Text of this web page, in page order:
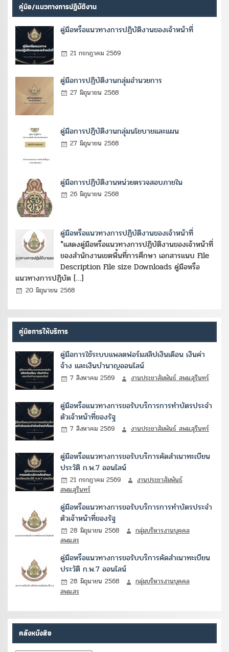
คู่มือ/แนวทางการปฏิบัติงาน
คู่มือหรือแนวทางการปฏิบัติงานของเจ้าหน้าที่
21 กรกฎาคม 2569
คู่มือการปฏิบัติงานกลุ่มอำนวยการ
27 มิถุนายน 2568
คู่มือการปฏิบัติงานกลุ่มนโยบายและแผน
27 มิถุนายน 2568
คู่มือการปฏิบัติงานหน่วยตรวจสอบภายใน
26 มิถุนายน 2568
คู่มือหรือแนวทางการปฏิบัติงานของเจ้าหน้าที่
*แสดงคู่มือหรือแนวทางการปฏิบัติงานของเจ้าหน้าที่
ของสำนักงานเขตพื้นที่การศึกษา เอกสารแนบ File
Description File size Downloads คู่มือหรือ
แนวทางการปฏิบัต […]
20 มิถุนายน 2568
คู่มือการให้บริการ
คู่มือการใช้ระบบแพลตฟอร์มสลิปเงินเดือน เงินค่า
จ้าง และเงินบำนาญออนไลน์
7 สิงหาคม 2569 งานประชาสัมพันธ์ สพม.สุรินทร์
คู่มือหรือแนวทางการขอรับบริการการทำบัตรประจำ
ตัวเจ้าหน้าที่ของรัฐ
7 สิงหาคม 2569 งานประชาสัมพันธ์ สพม.สุรินทร์
คู่มือหรือแนวทางการขอรับบริการคัดสำเนาทะเบียน
ประวัติ ก.พ.7 ออนไลน์
21 กรกฎาคม 2569
งานประชาสัมพันธ์
สพม.สุรินทร์
คู่มือหรือแนวทางการขอรับบริการการทำบัตรประจำ
ตัวเจ้าหน้าที่ของรัฐ
28 มิถุนายน 2568
กลุ่มบริหารงานบุคคล
สพม.สร
คู่มือหรือแนวทางการขอรับบริการคัดสำเนาทะเบียน
ประวัติ ก.พ.7 ออนไลน์
28 มิถุนายน 2568
กลุ่มบริหารงานบุคคล
สพม.สร
คลังหนังสือ